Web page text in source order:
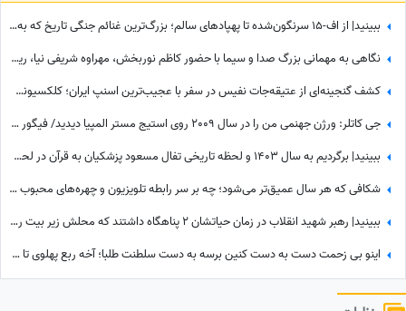
ببینید| از اف-15 سرنگون‌شده تا پهپادهای سالم؛ بزرگ‌ترین غنائم جنگی تاریخ که به دست ایران رسید!
نگاهی به مهمانی بزرگ صدا و سیما با حضور کاظم نوربخش، مهراوه شریفی نیا، ریما رامینفر، هوتن شکیبا، نرگس محمدی، داریوش ارجمند و.../ اسطوره های طنز کشور در یک قاب
کشف گنجینه‌ای از عتیقه‌جات نفیس در سفر با عجیب‌ترین اسنپ ایران؛ کلکسیونی که همه را شگفت‌زده کرد
جی کاتلر: ورژن جهنمی من را در سال 2009 روی استیج مستر المپیا دیدید/ فیگور چهارسرپای من تکرارنشدنی است +فیلم
ببینید| برگردیم به سال 1403 و لحظه تاریخی تفال مسعود پزشکیان به قرآن در لحظه ورود به ریاست جمهوری؛ نمایش آیات در حضور مخبر و پدر داماد رهبر شهید انقلاب
شکافی که هر سال عمیق‌تر می‌شود؛ چه بر سر رابطه تلویزیون و چهره‌های محبوب آمد؟
ببینید| رهبر شهید انقلاب در زمان حیاتشان 2 پناهگاه داشتند که محلش زیر بیت رهبری نبود، یکی از آنها در ...
اینو بی زحمت دست به دست کنین برسه به دست سلطنت طلبا؛ آخه ربع پهلوی تا حالا توی دعوای محله‌ای هم شرکت نکرده که آرزوی این چنینی براش دارید!+ویدیو